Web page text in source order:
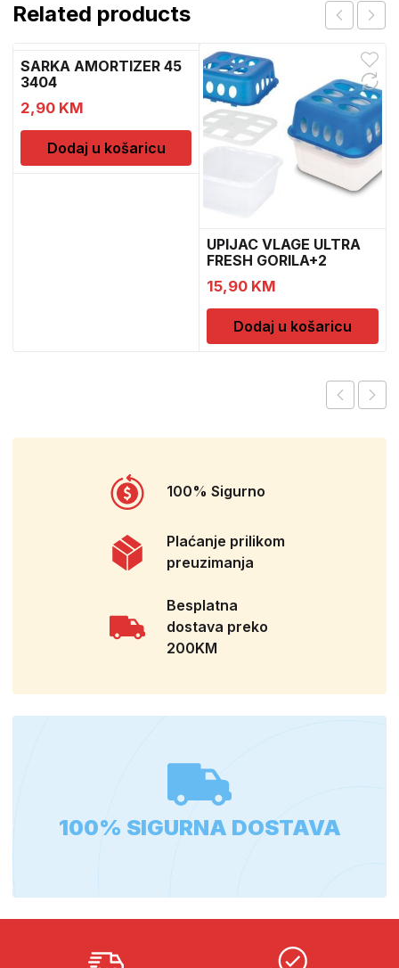
Related products
SARKA AMORTIZER 45
3404
2,90 KM
Dodaj u košaricu
UPIJAC VLAGE ULTRA
FRESH GORILA+2
DOPUNE
15,90 KM
Dodaj u košaricu
100% Sigurno
Plaćanje prilikom
preuzimanja
Besplatna
dostava preko
200KM
100% SIGURNA DOSTAVA